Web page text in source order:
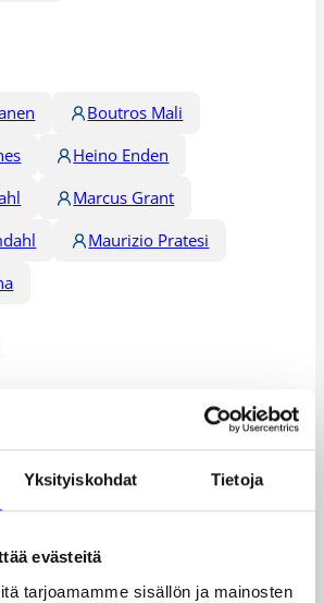
Yksityiskohdat Tietoja
evästeitä
tarjoamamme sisällön ja mainosten
Boutros Mali
Heino Enden
Marcus Grant
Maurizio Pratesi